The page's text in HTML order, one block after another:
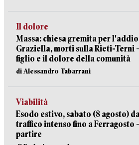
Il dolore
Massa: chiesa gremita per l'addio
Graziella, morti sulla Rieti-Terni
figlio e il dolore della comunità
di Alessandro Tabarrani
Viabilità
Esodo estivo, sabato (8 agosto)
traffico intenso fino a Ferragosto
partire